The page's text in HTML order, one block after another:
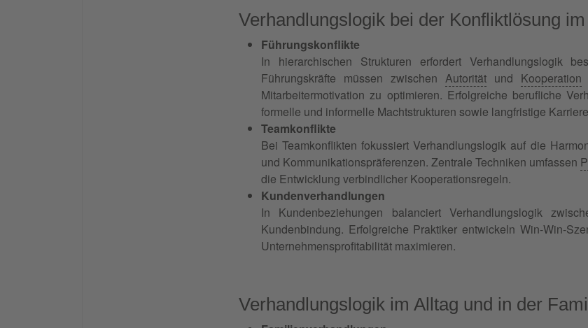
Verhandlungslogik bei der Konfliktlösung
Führungskonflikte
In hierarchischen Strukturen erfordert Verhandlungslogik
Führungskräfte müssen zwischenAutorität und Kooperation
Mitarbeitermotivation zu optimieren. Erfolgreiche berufliche
formelle und informelle Machtstrukturen sowie langfristige
Teamkonflikte
Bei Teamkonflikten fokussiert Verhandlungslogik auf die
und Kommunikationspräferenzen. Zentrale Techniken umfassen
die Entwicklung verbindlicher Kooperationsregeln.
Kundenverhandlungen
In Kundenbeziehungen balanciert Verhandlungslogik
Kundenbindung. Erfolgreiche Praktiker entwickeln Win-Win-
Unternehmensprofitabilität maximieren.
Verhandlungslogik im Alltag und in der